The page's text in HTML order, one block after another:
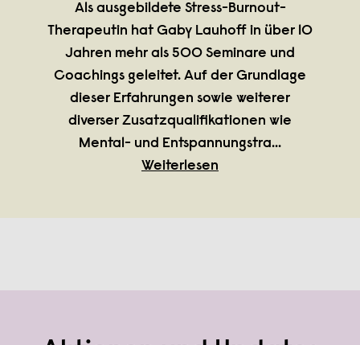
Als ausgebildete Stress-Burnout-
Therapeutin hat Gaby Lauhoff in über 10
Jahren mehr als 500 Seminare und
Coachings geleitet. Auf der Grundlage
dieser Erfahrungen sowie weiterer
diverser Zusatzqualifikationen wie
Mental- und Entspannungstra...
Weiterlesen